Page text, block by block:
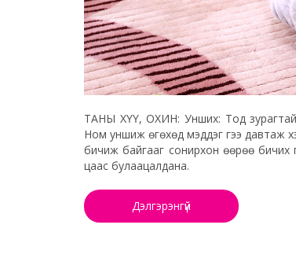
ТАНЫ ХҮҮ, ОХИН: Унших: Тод зурагтай
Ном уншиж өгөхөд мэддэг үгээ давтаж
бичиж байгааг сонирхон өөрөө бичих
цаас булаацалдана.
Дэлгэрэнгүй